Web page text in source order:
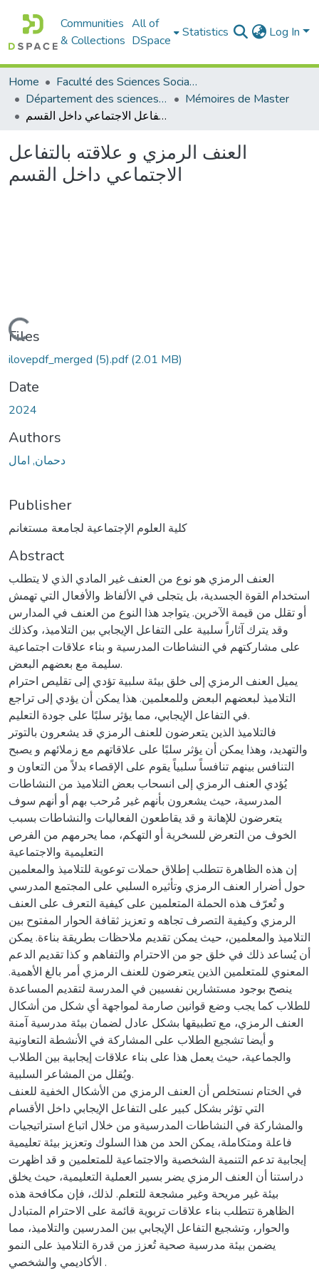
Communities
& Collections
All of
DSpace
Statistics Log In
Home
Faculté des Sciences Sociales
Département des sciences sociales
Mémoires de Master
العنف الرمزي و علاقته بالتفاعل الاجتماعي داخل القسم
العنف الرمزي و علاقته بالتفاعل
الاجتماعي داخل القسم
Loading...
Files
ilovepdf_merged (5).pdf(2.01 MB)
Date
2024
Authors
دحمان, امال
Publisher
كلية العلوم الإجتماعية لجامعة مستغانم
Abstract
العنف الرمزي هو نوع من العنف غير المادي الذي لا يتطلب
استخدام القوة الجسدية، بل يتجلى في الألفاظ والأفعال التي تهمش
أو تقلل من قيمة الآخرين. يتواجد هذا النوع من العنف في المدارس
وقد يترك آثاراً سلبية على التفاعل الإيجابي بين التلاميذ، وكذلك
على مشاركتهم في النشاطات المدرسية و بناء علاقات اجتماعية
سليمة مع بعضهم البعض.
يميل العنف الرمزي إلى خلق بيئة سلبية تؤدي إلى تقليص احترام
التلاميذ لبعضهم البعض وللمعلمين. هذا يمكن أن يؤدي إلى تراجع
في التفاعل الإيجابي، مما يؤثر سلبًا على جودة التعليم.
فالتلاميذ الذين يتعرضون للعنف الرمزي قد يشعرون بالتوتر
والتهديد، وهذا يمكن أن يؤثر سلبًا على علاقاتهم مع زملائهم و يصبح
التنافس بينهم تنافساً سلبياً يقوم على الإقصاء بدلاً من التعاون و
يُؤدي العنف الرمزي إلى انسحاب بعض التلاميذ من النشاطات
المدرسية، حيث يشعرون بأنهم غير مُرحب بهم أو أنهم سوف
يتعرضون للإهانة و قد يقاطعون الفعاليات والنشاطات بسبب
الخوف من التعرض للسخرية أو التهكم، مما يحرمهم من الفرص
التعليمية والاجتماعية
إن هذه الظاهرة تتطلب إطلاق حملات توعوية للتلاميذ والمعلمين
حول أضرار العنف الرمزي وتأثيره السلبي على المجتمع المدرسي
و تُعرّف هذه الحملة المتعلمين على كيفية التعرف على العنف
الرمزي وكيفية التصرف تجاهه و تعزيز ثقافة الحوار المفتوح بين
التلاميذ والمعلمين، حيث يمكن تقديم ملاحظات بطريقة بناءة. يمكن
أن يُساعد ذلك في خلق جو من الاحترام والتفاهم و كذا تقديم الدعم
المعنوي للمتعلمين الذين يتعرضون للعنف الرمزي أمر بالغ الأهمية.
ينصح بوجود مستشارين نفسيين في المدرسة لتقديم المساعدة
للطلاب كما يجب وضع قوانين صارمة لمواجهة أي شكل من أشكال
العنف الرمزي، مع تطبيقها بشكل عادل لضمان بيئة مدرسية آمنة
و أيضا تشجيع الطلاب على المشاركة في الأنشطة التعاونية
والجماعية، حيث يعمل هذا على بناء علاقات إيجابية بين الطلاب
ويُقلل من المشاعر السلبية.
في الختام نستخلص أن العنف الرمزي من الأشكال الخفية للعنف
التي تؤثر بشكل كبير على التفاعل الإيجابي داخل الأقسام
والمشاركة في النشاطات المدرسيةو من خلال اتباع استراتيجيات
فاعلة ومتكاملة، يمكن الحد من هذا السلوك وتعزيز بيئة تعليمية
إيجابية تدعم التنمية الشخصية والاجتماعية للمتعلمين و قد اظهرت
دراستنا أن العنف الرمزي يضر بسير العملية التعليمية، حيث يخلق
بيئة غير مريحة وغير مشجعة للتعلم. لذلك، فإن مكافحة هذه
الظاهرة تتطلب بناء علاقات تربوية قائمة على الاحترام المتبادل
والحوار، وتشجيع التفاعل الإيجابي بين المدرسين والتلاميذ، مما
يضمن بيئة مدرسية صحية تُعزز من قدرة التلاميذ على النمو
الأكاديمي والشخصي .